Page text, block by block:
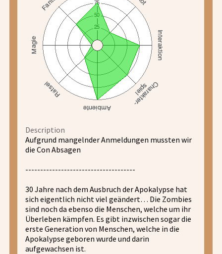
Description
Aufgrund mangelnder Anmeldungen mussten wir
die Con Absagen
-------------------------------------
30 Jahre nach dem Ausbruch der Apokalypse hat
sich eigentlich nicht viel geändert… Die Zombies
sind noch da ebenso die Menschen, welche um ihr
Überleben kämpfen. Es gibt inzwischen sogar die
erste Generation von Menschen, welche in die
Apokalypse geboren wurde und darin
aufgewachsen ist.